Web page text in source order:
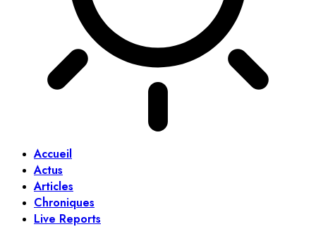
Accueil
Actus
Articles
Chroniques
Live Reports